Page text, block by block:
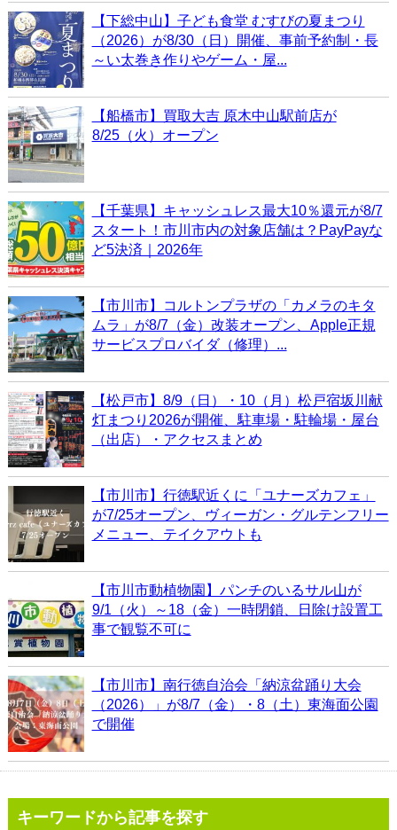
【下総中山】子ども食堂 むすびの夏まつり
（2026）が8/30（日）開催、事前予約制・長
～い太巻き作りやゲーム・屋...
【船橋市】買取大吉 原木中山駅前店が
8/25（火）オープン
【千葉県】キャッシュレス最大10％還元が8/7
スタート！市川市内の対象店舗は？PayPayな
ど5決済｜2026年
【市川市】コルトンプラザの「カメラのキタ
ムラ」が8/7（金）改装オープン、Apple正規
サービスプロバイダ（修理）...
【松戸市】8/9（日）・10（月）松戸宿坂川献
灯まつり2026が開催、駐車場・駐輪場・屋台
（出店）・アクセスまとめ
【市川市】行徳駅近くに「ユナーズカフェ」
が7/25オープン、ヴィーガン・グルテンフリー
メニュー、テイクアウトも
【市川市動植物園】パンチのいるサル山が
9/1（火）～18（金）一時閉鎖、日除け設置工
事で観覧不可に
【市川市】南行徳自治会「納涼盆踊り大会
（2026）」が8/7（金）・8（土）東海面公園
で開催
キーワードから記事を探す